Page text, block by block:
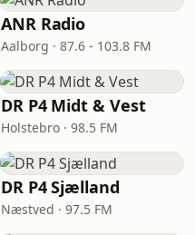
ANR Radio
Aalborg · 87.6 - 103.8 FM
DR P4 Midt & Vest
Holstebro · 98.5 FM
DR P4 Sjælland
Næstved · 97.5 FM